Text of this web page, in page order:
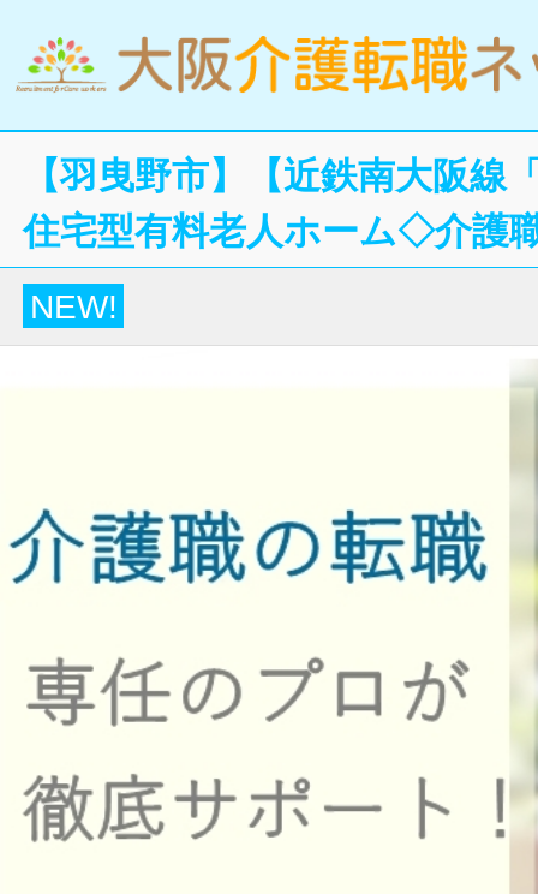
【羽曳野市】【近鉄南大阪
住宅型有料老人ホーム◇介護
NEW!